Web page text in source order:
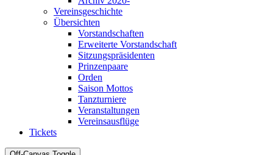
Vereinsgeschichte
Übersichten
Vorstandschaften
Erweiterte Vorstandschaft
Sitzungspräsidenten
Prinzenpaare
Orden
Saison Mottos
Tanzturniere
Veranstaltungen
Vereinsausflüge
Tickets